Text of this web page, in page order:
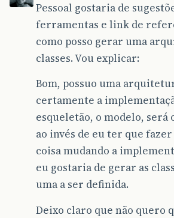
Pessoal gostaria de
ferramentas e link de
como posso gerar uma
classes. Vou explicar:
Bom, possuo uma
certamente a
esqueletão, o modelo, será
ao invés de eu ter que
coisa mudando a
eu gostaria de gerar as
uma a ser definida.
Deixo claro que não quero